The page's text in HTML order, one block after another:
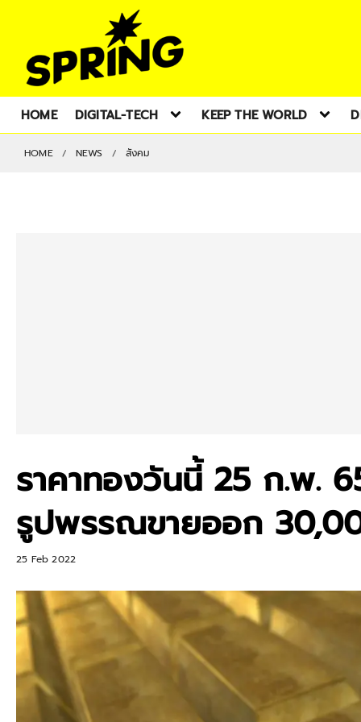
HOME DIGITAL-TECH KEEP THE WORLD
HOME NEWS สังคม
ราคาทองวันนี้ 25 ก.พ.
รูปพรรณขายออก
25 Feb 2022